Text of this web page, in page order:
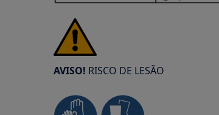
AVISO! RISCO DE LESÃO